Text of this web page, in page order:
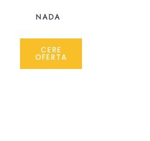
NADA
CERE
OFERTA